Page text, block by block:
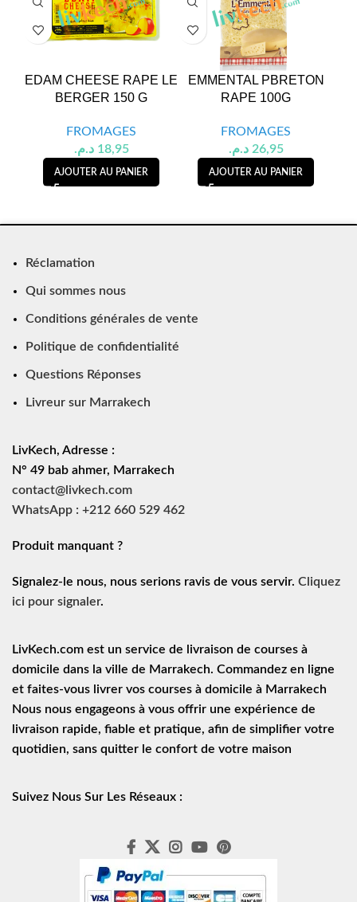
EDAM CHEESE RAPE LE
BERGER 150 G
FROMAGES
18,95 د.م.
AJOUTER AU PANIER
EMMENTAL PBRETON
RAPE 100G
FROMAGES
26,95 د.م.
AJOUTER AU PANIER
Réclamation
Qui sommes nous
Conditions générales de vente
Politique de confidentialité
Questions Réponses
Livreur sur Marrakech
LivKech, Adresse :
N° 49 bab ahmer, Marrakech
contact@livkech.com
WhatsApp : +212 660 529 462
Produit manquant ?
Signalez-le nous, nous serions ravis de vous servir. Cliquez
ici pour signaler.
LivKech.com est un service de
livraison de courses à
domicile dans la ville de Marrakech. Commandez en ligne
et faites-vous livrer vos courses à domicile à Marrakech
Nous nous engageons à vous offrir une expérience de
livraison rapide, fiable et pratique, afin de simplifier votre
quotidien, sans quitter le confort de votre maison
Suivez Nous Sur Les Réseaux :